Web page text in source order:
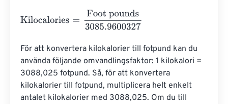
Kilocalories Foot pounds3085.9600327
För att konvertera kilokalorier till fotpund kan du
använda följande omvandlingsfaktor: 1 kilokalori =
3088,025 fotpund. Så, för att konvertera
kilokalorier till fotpund, multiplicera helt enkelt
antalet kilokalorier med 3088,025. Om du till